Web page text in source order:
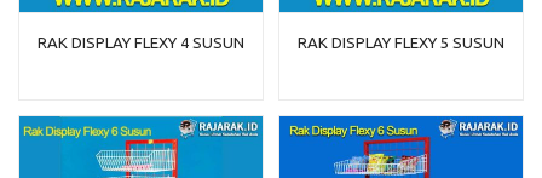
RAK DISPLAY FLEXY 4 SUSUN RAK DISPLAY FLEXY 5 SUSUN